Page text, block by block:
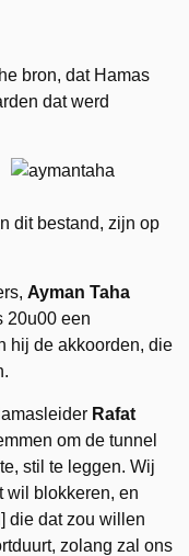
bron, dat Hamas
dat werd
dit bestand, zijn op
Ayman Taha
20u00 een
hij de akkoorden, die
Rafat
om de tunnel
stil te leggen. Wij
wil blokkeren, en
die dat zou willen
zolang zal ons